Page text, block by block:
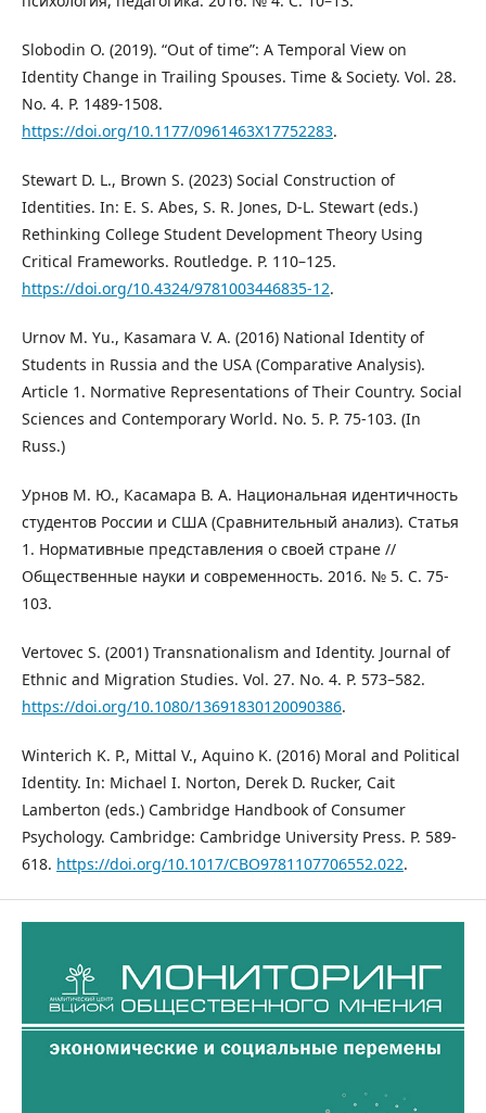
Slobodin O. (2019). “Out of time”: A Temporal View on
Identity Change in Trailing Spouses. Time & Society. Vol. 28.
No. 4. P. 1489-1508.
https://doi.org/10.1177/0961463X17752283.
Stewart D. L., Brown S. (2023) Social Construction of
Identities. In: E. S. Abes, S. R. Jones, D-L. Stewart (eds.)
Rethinking College Student Development Theory Using
Critical Frameworks. Routledge. P. 110–125.
https://doi.org/10.4324/9781003446835-12.
Urnov M. Yu., Kasamara V. A. (2016) National Identity of
Students in Russia and the USA (Comparative Analysis).
Article 1. Normative Representations of Their Country. Social
Sciences and Contemporary World. No. 5. P. 75-103. (In
Russ.)
Урнов М. Ю., Касамара В. А. Национальная идентичность
студентов России и США (Сравнительный анализ). Статья
1. Нормативные представления о своей стране //
Общественные науки и современность. 2016. № 5. С. 75-
103.
Vertovec S. (2001) Transnationalism and Identity. Journal of
Ethnic and Migration Studies. Vol. 27. No. 4. P. 573–582.
https://doi.org/10.1080/13691830120090386.
Winterich K. P., Mittal V., Aquino K. (2016) Moral and Political
Identity. In: Michael I. Norton, Derek D. Rucker, Cait
Lamberton (eds.) Cambridge Handbook of Consumer
Psychology. Cambridge: Cambridge University Press. P. 589-
618. https://doi.org/10.1017/CBO9781107706552.022.